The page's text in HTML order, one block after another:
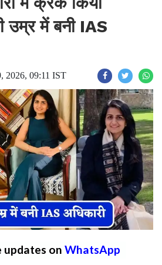
उम्र में बनी IAS
2026, 09:11 IST
updates on WhatsApp